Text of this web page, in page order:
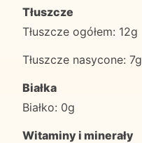
Tłuszcze
Tłuszcze ogółem: 12g
Tłuszcze nasycone: 7g
Białka
Białko: 0g
Witaminy i minerały